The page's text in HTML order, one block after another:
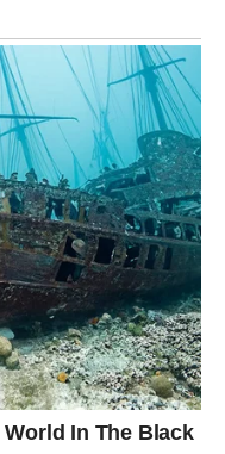
žene u šezdesetima
i samouvjerenosti.
– sve su to pohvale
starenja znači gajiti
desetljeća ispunjena
da se to dogodi.
djece ili unuka
nedvojbeno imaju
da bi se nakon
trebala vrtjeti
umjesto toga
samoispunjenju –
u šetnjama